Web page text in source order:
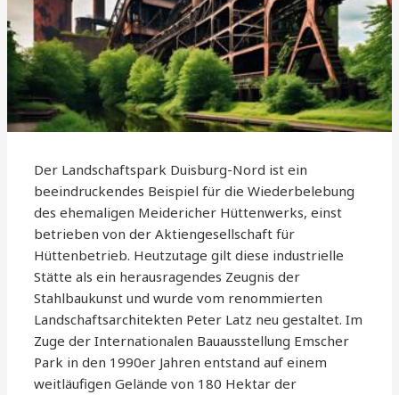
Der Landschaftspark Duisburg-Nord ist ein
beeindruckendes Beispiel für die Wiederbelebung
des ehemaligen Meidericher Hüttenwerks, einst
betrieben von der Aktiengesellschaft für
Hüttenbetrieb. Heutzutage gilt diese industrielle
Stätte als ein herausragendes Zeugnis der
Stahlbaukunst und wurde vom renommierten
Landschaftsarchitekten Peter Latz neu gestaltet. Im
Zuge der Internationalen Bauausstellung Emscher
Park in den 1990er Jahren entstand auf einem
weitläufigen Gelände von 180 Hektar der